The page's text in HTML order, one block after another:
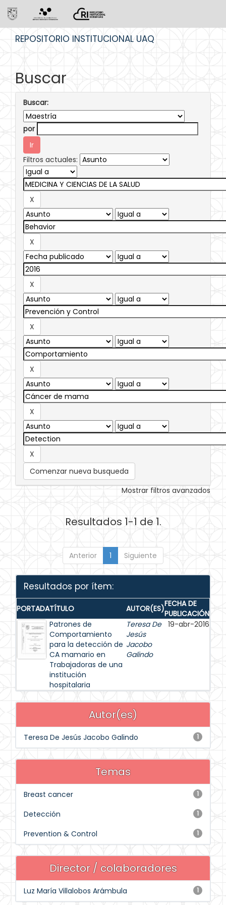
REPOSITORIO INSTITUCIONAL UAQ
Buscar
Buscar:
por
Filtros actuales:
Comenzar nueva busqueda
Mostrar filtros avanzados
Resultados 1-1 de 1.
Anterior 1 Siguiente
Resultados por ítem:
PORTADATÍTULO AUTOR(ES)FECHA DE
PUBLICACIÓN
Patrones de
Comportamiento
para la detección de
CA mamario en
Trabajadoras de una
institución
hospitalaria
Teresa De
Jesús
Jacobo
Galindo
19-abr-2016
Autor(es)
1
Teresa De Jesús Jacobo Galindo
Temas
1
Breast cancer
1
Detección
1
Prevention & Control
Director / colaboradores
1
Luz María Villalobos Arámbula